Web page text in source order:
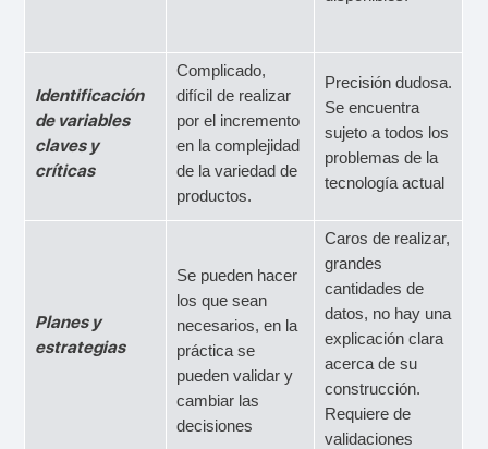
Identificación
de variables
claves y
críticas
Complicado,
difícil de realizar
por el incremento
en la complejidad
de la variedad de
productos.
Precisión dudosa.
Se encuentra
sujeto a todos los
problemas de la
tecnología actual
Planes y
estrategias
Se pueden hacer
los que sean
necesarios, en la
práctica se
pueden validar y
cambiar las
decisiones
Caros de realizar,
grandes
cantidades de
datos, no hay una
explicación clara
acerca de su
construcción.
Requiere de
validaciones